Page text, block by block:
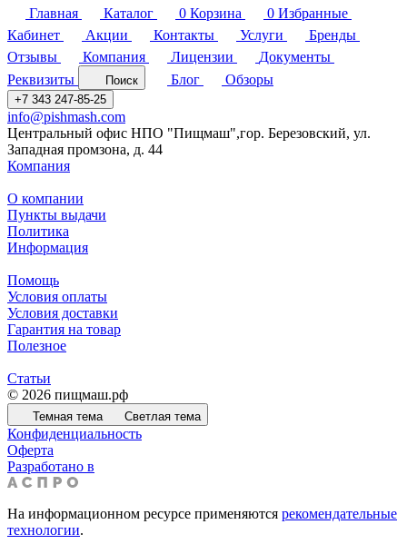
Главная
Каталог 0 Корзина 0 Избранные
Кабинет
Акции Контакты Услуги
Бренды
Отзывы
Компания Лицензии
Документы
Реквизиты
Поиск Блог Обзоры
+7 343 247-85-25
info@pishmash.com
Центральный офис НПО "Пищмаш",гор. Березовский, ул.
Западная промзона, д. 44
Компания
О компании
Пункты выдачи
Политика
Информация
Помощь
Условия оплаты
Условия доставки
Гарантия на товар
Полезное
Статьи
© 2026 пищмаш.рф
Темная тема Светлая тема
Конфиденциальность
Оферта
Разработано в
На информационном ресурсе применяются рекомендательные
технологии.